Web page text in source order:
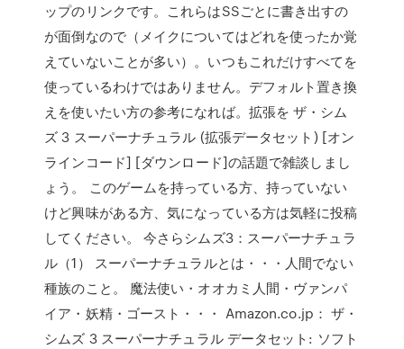
ップのリンクです。これらはSSごとに書き出すの
が面倒なので（メイクについてはどれを使ったか覚
えていないことが多い）。いつもこれだけすべてを
使っているわけではありません。デフォルト置き換
えを使いたい方の参考になれば。拡張を ザ・シム
ズ 3 スーパーナチュラル (拡張データセット) [オン
ラインコード] [ダウンロード]の話題で雑談しまし
ょう。 このゲームを持っている方、持っていない
けど興味がある方、気になっている方は気軽に投稿
してください。 今さらシムズ3：スーパーナチュラ
ル（1） スーパーナチュラルとは・・・人間でない
種族のこと。 魔法使い・オオカミ人間・ヴァンパ
イア・妖精・ゴースト・・・ Amazon.co.jp： ザ・
シムズ 3 スーパーナチュラル データセット: ソフト